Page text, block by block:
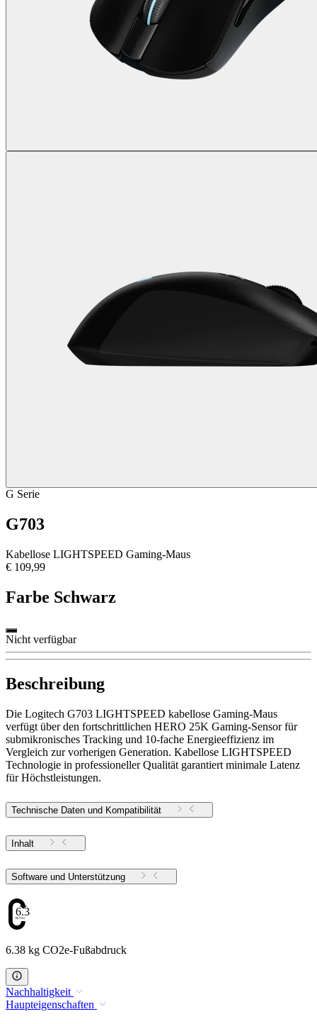
G Serie
G703
Kabellose LIGHTSPEED Gaming-Maus
€ 109,99
Farbe Schwarz
Nicht verfügbar
Beschreibung
Die Logitech G703 LIGHTSPEED kabellose Gaming-Maus
verfügt über den fortschrittlichen HERO 25K Gaming-Sensor für
submikronisches Tracking und 10-fache Energieeffizienz im
Vergleich zur vorherigen Generation. Kabellose LIGHTSPEED
Technologie in professioneller Qualität garantiert minimale Latenz
für Höchstleistungen.
Technische Daten und Kompatibilität
Inhalt
Software und Unterstützung
6.38
6.38 kg CO2e-Fußabdruck
Nachhaltigkeit
Haupteigenschaften